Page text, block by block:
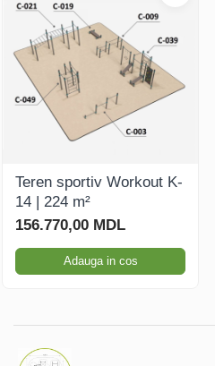
Teren sportiv Workout K-
14 | 224 m²
156.770,00 MDL
Adauga in cos